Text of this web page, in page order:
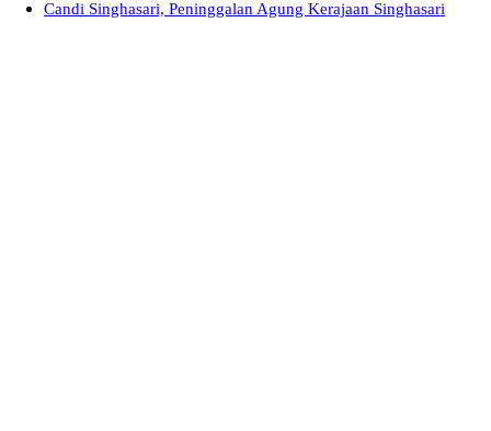
Candi Singhasari, Peninggalan Agung Kerajaan Singhasari